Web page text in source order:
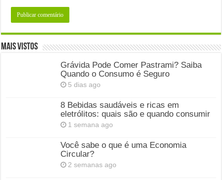
Mais Vistos
Grávida Pode Comer Pastrami? Saiba
Quando o Consumo é Seguro
5 dias ago
8 Bebidas saudáveis e ricas em
eletrólitos: quais são e quando consumir
1 semana ago
Você sabe o que é uma Economia
Circular?
2 semanas ago